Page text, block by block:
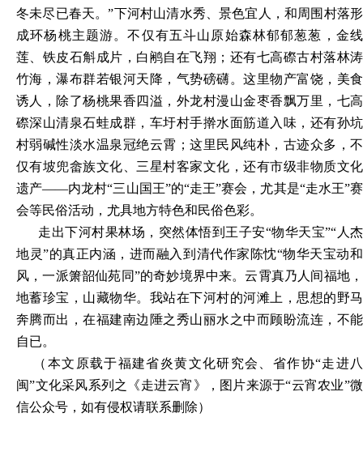
冬未尽已春天。”下河村山清水秀、景色宜人，和周围村落形
成环杨桃主题游。不仅有五斗山原始森林郁郁葱葱，金线
莲、铁皮石斛成片，白鹇自在飞翔；还有七高磜古村落林涛
竹海，瀑布群若银河天降，气势磅礴。这里物产富饶，美食
诱人，除了杨桃果香四溢，外龙村漫山金枣香飘万里，七高
磜深山清泉石蛙成群，车圩村手擀水面筋道入味，还有孙坑
村弱碱性淡水温泉冠绝云霄；这里民风纯朴，古迹众多，不
仅有坡兜畲族文化、三星村客家文化，还有市级非物质文化
遗产——内龙村“三山国王”的“走王”赛会，尤其是“走水王”赛
会等民俗活动，尤具地方特色和民俗色彩。
走出下河村果林场，突然体悟到王子安“物华天宝”“人杰
地灵”的真正内涵，进而融入到清代作家陈忱“物华天宝动和
风，一派箫韶仙苑同”的奇妙境界中来。云霄真乃人间福地，
地蓄珍宝，山藏物华。我站在下河村的河滩上，思想的野马
奔腾而出，在福建南边陲之秀山丽水之中而顾盼流连，不能
自已。
（ 本文原载于福建省炎黄文化研究会、省作协“走进八
闽”文化采风系列之《走进云宵》，图片来源于“云宵农业”微
信公众号，如有侵权请联系删除）